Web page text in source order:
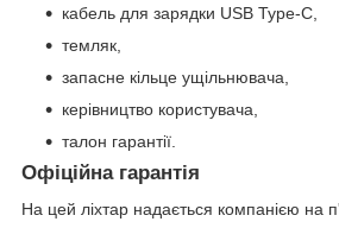
кабель для зарядки USB Type-C,
темляк,
запасне кільце ущільнювача,
керівництво користувача,
талон гарантії.
Офіційна гарантія
На цей ліхтар надається компанією на